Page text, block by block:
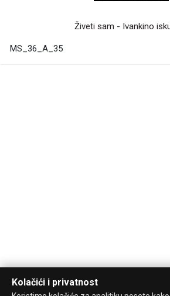
Živeti sam - Ivankino
MS_36_A_35
Kolačići i privatnost